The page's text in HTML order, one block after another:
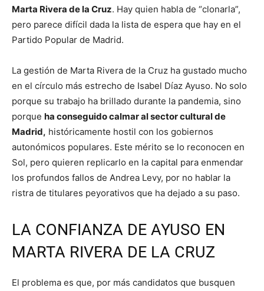
Marta Rivera de la Cruz. Hay quien habla de “clonarla”,
pero parece difícil dada la lista de espera que hay en el
Partido Popular de Madrid.
La gestión de Marta Rivera de la Cruz ha gustado mucho
en el círculo más estrecho de Isabel Díaz Ayuso. No solo
porque su trabajo ha brillado durante la pandemia, sino
porque ha conseguido calmar al sector cultural de
Madrid, históricamente hostil con los gobiernos
autonómicos populares. Este mérito se lo reconocen en
Sol, pero quieren replicarlo en la capital para enmendar
los profundos fallos de Andrea Levy, por no hablar la
ristra de titulares peyorativos que ha dejado a su paso.
LA CONFIANZA DE AYUSO EN
MARTA RIVERA DE LA CRUZ
El problema es que, por más candidatos que busquen